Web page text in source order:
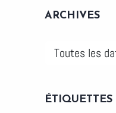
ARCHIVES
ÉTIQUETTES